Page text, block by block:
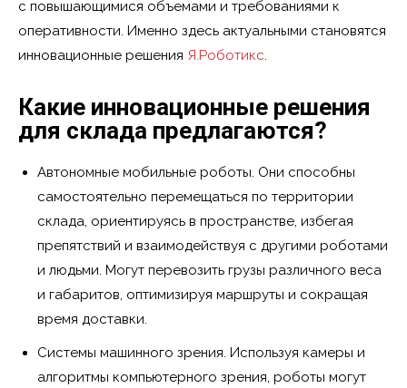
с повышающимися объемами и требованиями к
оперативности. Именно здесь актуальными становятся
инновационные решения Я.Роботикс.
Какие инновационные решения
для склада предлагаются?
Автономные мобильные роботы. Они способны
самостоятельно перемещаться по территории
склада, ориентируясь в пространстве, избегая
препятствий и взаимодействуя с другими роботами
и людьми. Могут перевозить грузы различного веса
и габаритов, оптимизируя маршруты и сокращая
время доставки.
Системы машинного зрения. Используя камеры и
алгоритмы компьютерного зрения, роботы могут